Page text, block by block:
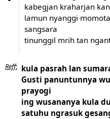
kabegjan kraharjan
lamun nyanggi
sangsara
tinunggil mrih tan
Reff: kula pasrah lan
Gusti panuntunnya
prayogi
ing wusananya kula
satuhu ngrasuk